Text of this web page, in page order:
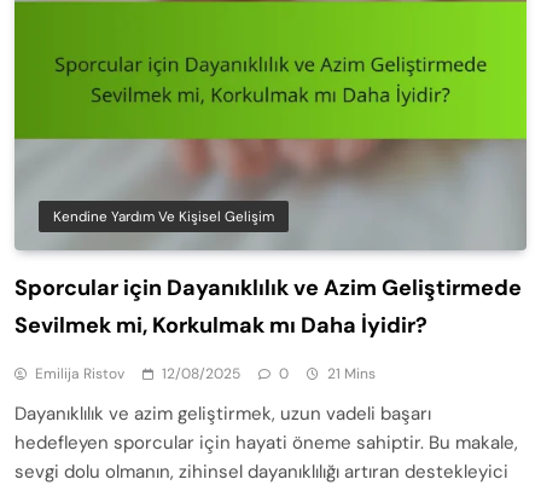
Kendine Yardım Ve Kişisel Gelişim
Sporcular için Dayanıklılık ve Azim Geliştirmede
Sevilmek mi, Korkulmak mı Daha İyidir?
Emilija Ristov 12/08/2025 0 21 Mins
Dayanıklılık ve azim geliştirmek, uzun vadeli başarı
hedefleyen sporcular için hayati öneme sahiptir. Bu makale,
sevgi dolu olmanın, zihinsel dayanıklılığı artıran destekleyici